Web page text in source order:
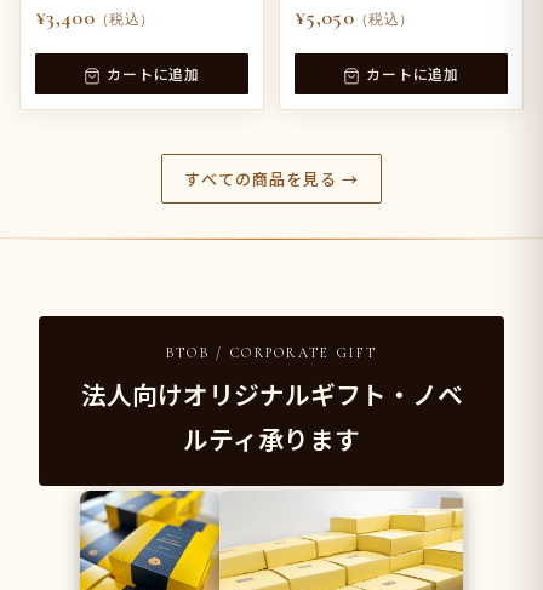
¥3,400 （税込）
カートに追加
¥5,050 （税込）
カートに追加
すべての商品を見る →
BTOB / CORPORATE GIFT
法人向けオリジナルギフト・ノベ
ルティ承ります